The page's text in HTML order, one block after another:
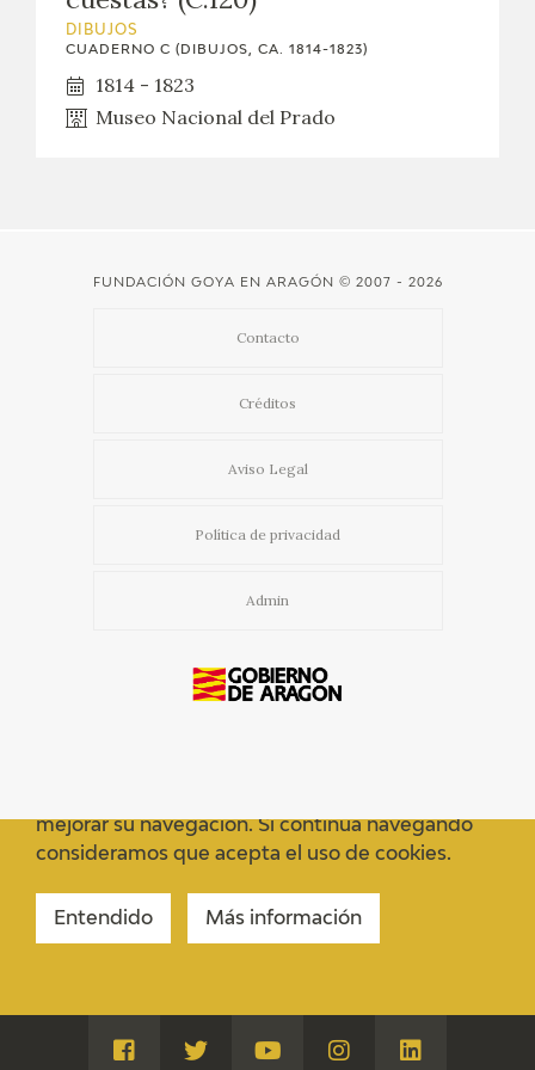
CATÁLOGO
GOYA EN EL MUNDO
EDICIONES
RECURSOS EDUCATIVOS
DIBUJOS
CUADERNO C (DIBUJOS, CA. 1814-1823)
1814 - 1823
Museo Nacional del Prado
FUNDACIÓN GOYA EN ARAGÓN © 2007 - 2026
Contacto
Créditos
Aviso Legal
Política de privacidad
Admin
Visita Visita Visita Visita Visita
mejorar su navegación. Si continua navegando
consideramos que acepta el uso de cookies.
Entendido Más información